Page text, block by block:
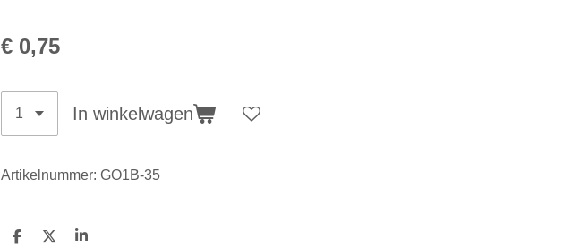
€ 0,75
In winkelwagen
Artikelnummer: GO1B-35
D
D
S